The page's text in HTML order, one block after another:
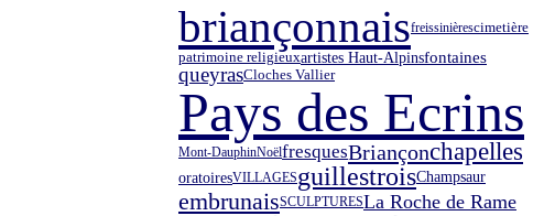
briançonnaisfreissinièrescimetière
patrimoine religieuxartistes Haut-Alpinsfontaines
queyrasCloches Vallier
Pays des Ecrins
Mont-DauphinNoëlfresquesBriançonchapelles
oratoiresVILLAGESguillestroisChampsaur
embrunaisSCULPTURESLa Roche de Rame